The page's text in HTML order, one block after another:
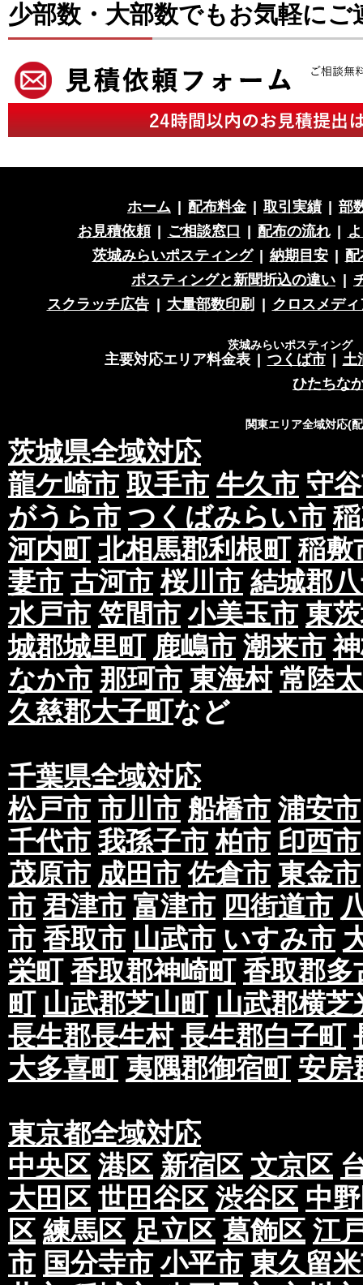
少部数・大部数でもお気軽にご
ホーム 配布料金 取引実績
部
お見積依頼
ご相談窓口 配布の流れ
茨城みらいポスティング
納期目安
ポスティングと新聞折込の違い
スクラッチ広告
大量部数印刷 クロスメディ
茨城みらいポスティング
主要対応エリア料金表 つくば市
土
ひたちな
関東エリア全域対応(
茨城県全域対応
龍ケ崎市 取手市 牛久市 守
がうら市 つくばみらい市
河内町 北相馬郡利根町 稲敷
妻市 古河市 桜川市 結城郡
水戸市 笠間市 小美玉市 東
城郡城里町 鹿嶋市 潮来市
なか市 那珂市 東海村 常陸
久慈郡大子町など
千葉県全域対応
松戸市 市川市 船橋市 浦安市
千代市 我孫子市 柏市 印西市
茂原市 成田市 佐倉市 東金市
市 君津市 富津市 四街道市
市 香取市 山武市 いすみ市
栄町 香取郡神崎町 香取郡多
町 山武郡芝山町 山武郡横芝
長生郡長生村 長生郡白子町
大多喜町 夷隅郡御宿町 安房
東京都全域対応
中央区 港区 新宿区 文京区
大田区 世田谷区 渋谷区 中
区 練馬区 足立区 葛飾区 江
市 国分寺市 小平市 東久留